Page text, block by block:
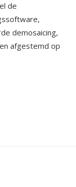
de
demosaicing,
afgestemd op